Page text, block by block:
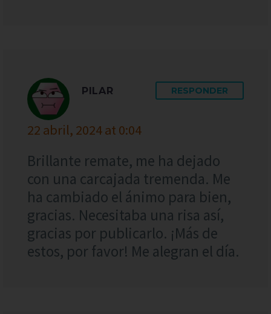
PILAR
22 abril, 2024 at 0:04
RESPONDER
Brillante remate, me ha dejado
con una carcajada tremenda. Me
ha cambiado el ánimo para bien,
gracias. Necesitaba una risa así,
gracias por publicarlo. ¡Más de
estos, por favor! Me alegran el día.